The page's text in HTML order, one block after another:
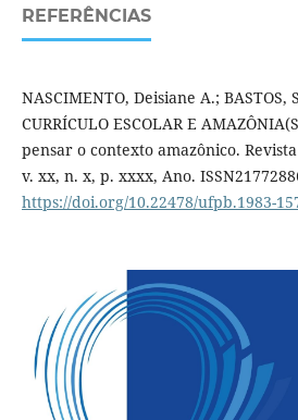
REFERÊNCIAS
NASCIMENTO, Deisiane A.; BASTOS,
CURRÍCULO ESCOLAR E
pensar o contexto amazônico.
v. xx, n. x, p. xx­xx, Ano.
https://doi.org/10.22478/ufpb.1983-